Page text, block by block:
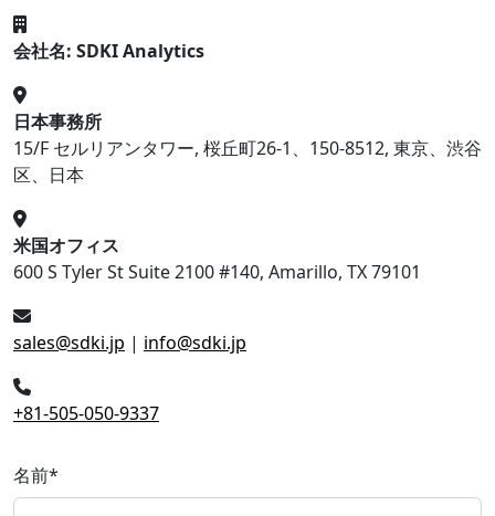
会社名: SDKI Analytics
日本事務所
15/F セルリアンタワー, 桜丘町26-1、150-8512, 東京、渋谷
区、日本
米国オフィス
600 S Tyler St Suite 2100 #140, Amarillo, TX 79101
sales@sdki.jp | info@sdki.jp
+81-505-050-9337
名前*